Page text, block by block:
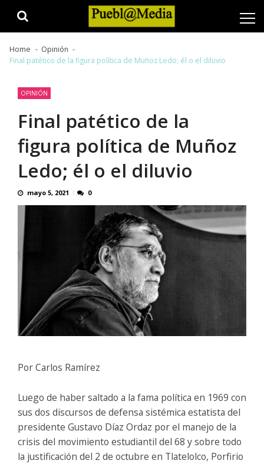
Home
Opinión
Final patético de la figura política de Muñoz Ledo; él o el diluvio
OPINIÓN
Final patético de la
figura política de Muñoz
Ledo; él o el diluvio
mayo 5, 2021 0
Por Carlos Ramírez
Luego de haber saltado a la fama política en 1969 con
sus dos discursos de defensa sistémica estatista del
presidente Gustavo Díaz Ordaz por el manejo de la
crisis del movimiento estudiantil del 68 y sobre todo
la justificación del 2 de octubre en Tlatelolco, Porfirio